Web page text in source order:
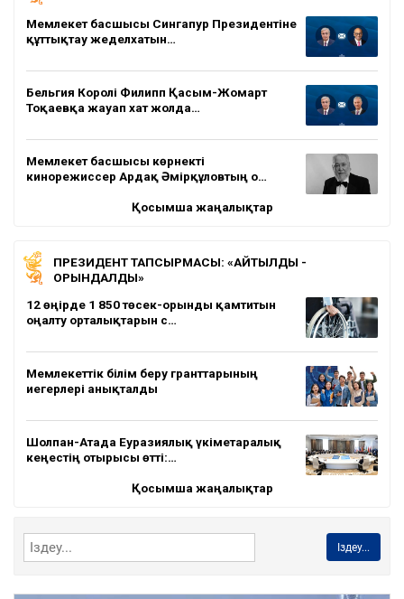
Мемлекет басшысы Сингапур Президентіне
құттықтау жеделхатын…
Бельгия Королі Филипп Қасым-Жомарт
Тоқаевқа жауап хат жолда…
Мемлекет басшысы көрнекті
кинорежиссер Ардақ Әмірқұловтың о…
Қосымша жаңалықтар
ПРЕЗИДЕНТ ТАПСЫРМАСЫ: «АЙТЫЛДЫ -
ОРЫНДАЛДЫ»
12 өңірде 1 850 төсек-орынды қамтитын
оңалту орталықтарын с…
Мемлекеттік білім беру гранттарының
иегерлері анықталды
Шолпан-Атада Еуразиялық үкіметаралық
кеңестің отырысы өтті:…
Қосымша жаңалықтар
Іздеу...